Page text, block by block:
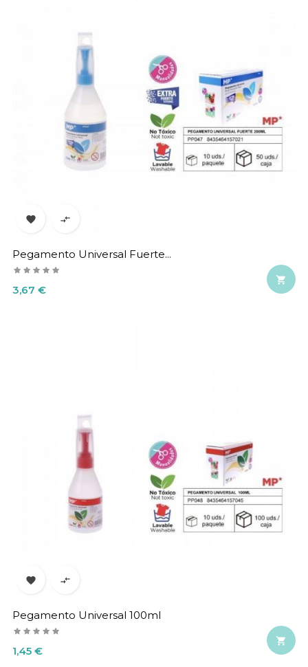
 
Pegamento Universal Fuerte...
Precio
3,67 €

 
Pegamento Universal 100ml
Precio
1,45 €
